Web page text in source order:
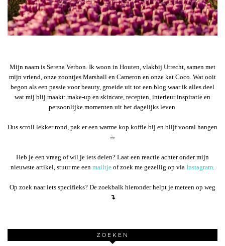
Mijn naam is Serena Verbon. Ik woon in Houten, vlakbij Utrecht, samen met
mijn vriend, onze zoontjes Marshall en Cameron en onze kat Coco. Wat ooit
begon als een passie voor beauty, groeide uit tot een blog waar ik alles deel
wat mij blij maakt: make-up en skincare, recepten, interieur inspiratie en
persoonlijke momenten uit het dagelijks leven.
Dus scroll lekker rond, pak er een warme kop koffie bij en blijf vooral hangen
☕︎
Heb je een vraag of wil je iets delen? Laat een reactie achter onder mijn
nieuwste artikel, stuur me een mailtje of zoek me gezellig op via Instagram
Op zoek naar iets specifieks? De zoekbalk hieronder helpt je meteen op weg
↴
ZOEKEN